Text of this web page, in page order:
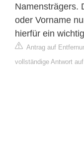
Namensträgers.
oder Vorname
hierfür ein
Antrag auf
vollständige Antwort